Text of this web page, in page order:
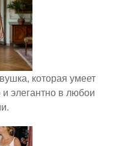
которая умеет
элегантно в любои